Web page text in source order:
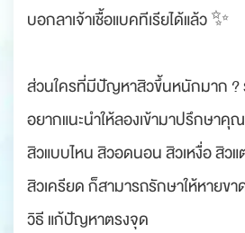
บอกลาเจ้าเชื้อแบคทีเรียได้แล้ว ✨
ส่วนใครที่มีปัญหาสิวขึ้นหนักมาก ?
อยากแนะนำให้ลองเข้ามาปรึกษาคุ
สิวแบบไหน สิวอดนอน สิวเหงื่อ สิว
สิวเครียด ก็สามารถรักษาให้หายข
วิธี แก้ปัญหาตรงจุด